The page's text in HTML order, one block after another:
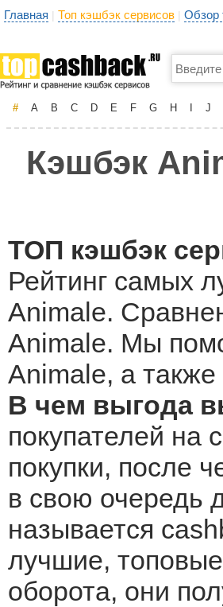
Главная | Топ кэшбэк сервисов | Обзор
# A B C D E F G H J
Кэшбэк
ТОП кэшбэк
Рейтинг самых
Animale.
Animale. Мы
Animale, а
В чем выгода
покупателей на
покупки, после
в свою очередь
называется
лучшие,
оборота, они